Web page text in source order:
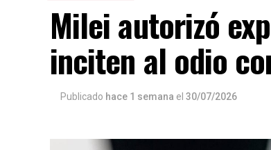
Milei autorizó
inciten al odio
Publicado hace 1 semana el 30/07/2026